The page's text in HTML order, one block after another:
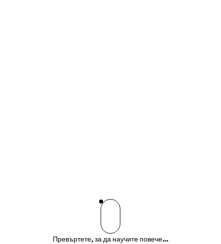
Превъртете, за да научите повече...